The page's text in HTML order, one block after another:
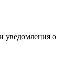
уведомления о